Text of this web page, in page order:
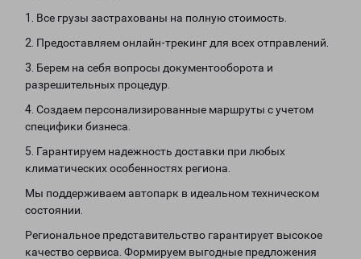
1. Все грузы застрахованы на полную стоимость.
2. Предоставляем онлайн-трекинг для всех отправлений.
3. Берем на себя вопросы документооборота и
разрешительных процедур.
4. Создаем персонализированные маршруты с учетом
специфики бизнеса.
5. Гарантируем надежность доставки при любых
климатических особенностях региона.
Мы поддерживаем автопарк в идеальном техническом
состоянии.
Региональное представительство гарантирует высокое
качество сервиса. Формируем выгодные предложения